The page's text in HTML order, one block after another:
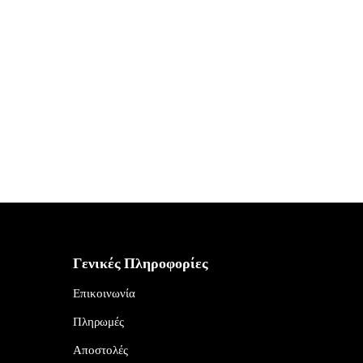
Γενικές Πληροφορίες
Επικοινωνία
Πληρωμές
Αποστολές